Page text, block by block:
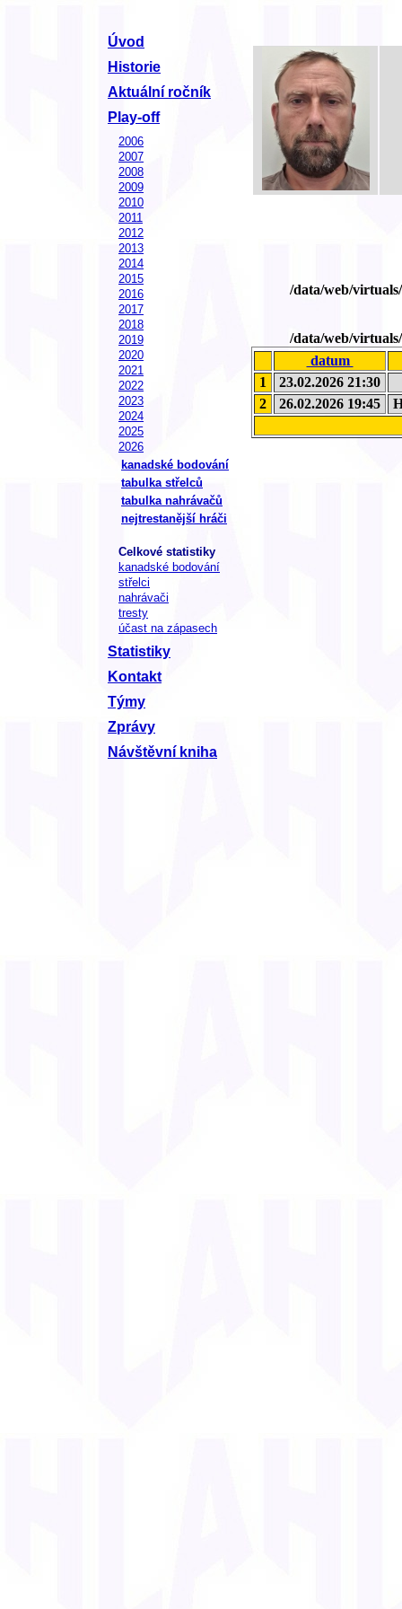
Úvod
Historie
Aktuální ročník
Play-off
2006
2007
2008
2009
2010
2011
2012
2013
2014
2015
2016
2017
2018
2019
2020
2021
2022
2023
2024
2025
2026
kanadské bodování
tabulka střelců
tabulka nahrávačů
nejtrestanější hráči
Celkové statistiky
kanadské bodování
střelci
nahrávači
tresty
účast na zápasech
Statistiky
Kontakt
Týmy
Zprávy
Návštěvní kniha
/data/web/
/data/web/
datum
1
23.02.2026 21:30
2
26.02.2026 19:45